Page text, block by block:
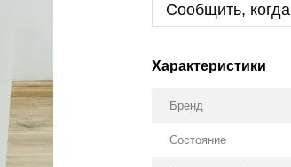
Сообщить,
Характеристики
Бренд
Состояние